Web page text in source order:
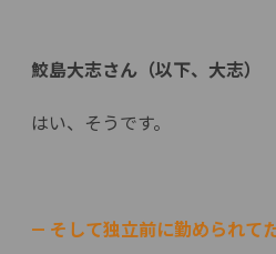
鮫島大志さん（以下、大志）
はい、そうです。
— そして独立前に勤められて